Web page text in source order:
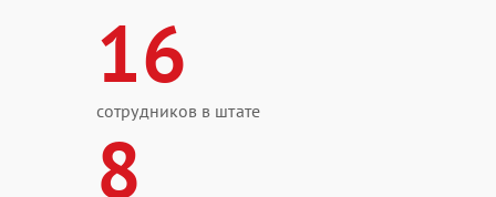
16
сотрудников в штате
8